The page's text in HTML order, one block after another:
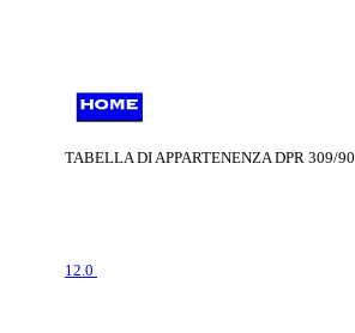
TABELLA DI APPARTENENZA DPR 309/90
12.0